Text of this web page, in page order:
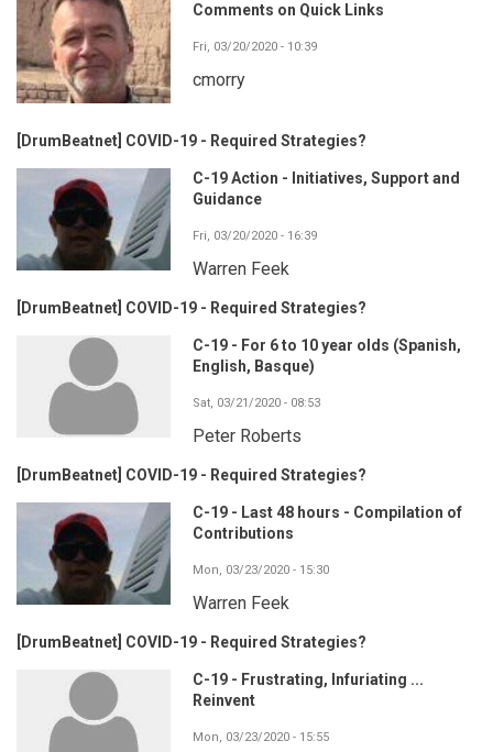
Comments on Quick Links
Fri, 03/20/2020 - 10:39
cmorry
[DrumBeatnet] COVID-19 - Required Strategies?
C-19 Action - Initiatives, Support and
Guidance
Fri, 03/20/2020 - 16:39
Warren Feek
[DrumBeatnet] COVID-19 - Required Strategies?
C-19 - For 6 to 10 year olds (Spanish,
English, Basque)
Sat, 03/21/2020 - 08:53
Peter Roberts
[DrumBeatnet] COVID-19 - Required Strategies?
C-19 - Last 48 hours - Compilation of
Contributions
Mon, 03/23/2020 - 15:30
Warren Feek
[DrumBeatnet] COVID-19 - Required Strategies?
C-19 - Frustrating, Infuriating ...
Reinvent
Mon, 03/23/2020 - 15:55